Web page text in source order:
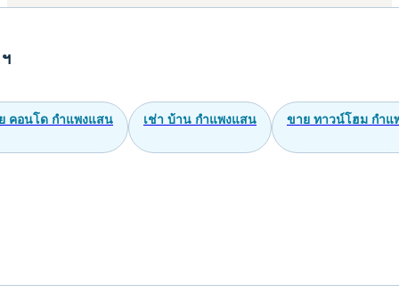
คอนโด กำแพงแสน เช่า บ้าน กำแพงแสน ขาย ทาวน์โฮม กำแ